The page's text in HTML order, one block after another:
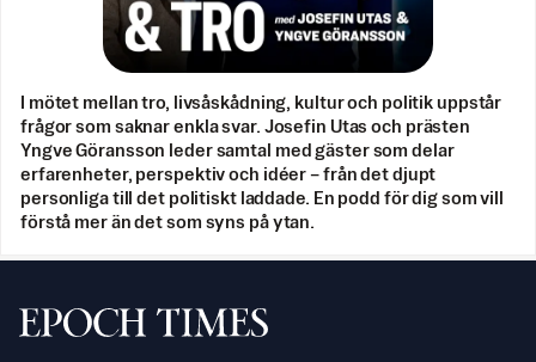
I mötet mellan tro, livsåskådning, kultur och politik uppstår
frågor som saknar enkla svar. Josefin Utas och prästen
Yngve Göransson leder samtal med gäster som delar
erfarenheter, perspektiv och idéer – från det djupt
personliga till det politiskt laddade. En podd för dig som vill
förstå mer än det som syns på ytan.
Svenska Epoch Times